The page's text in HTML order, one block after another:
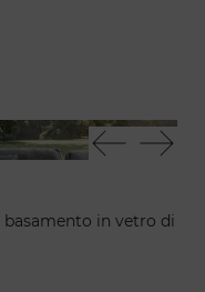
Oh 55
in vetro di